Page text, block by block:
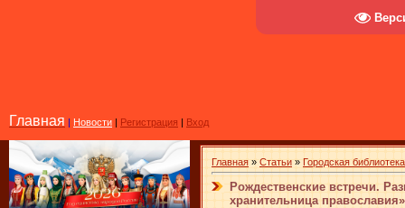
Главная | Новости | Регистрация | Вход
Главная » Статьи » Городская
Рождественские встречи.
хранительница православия»